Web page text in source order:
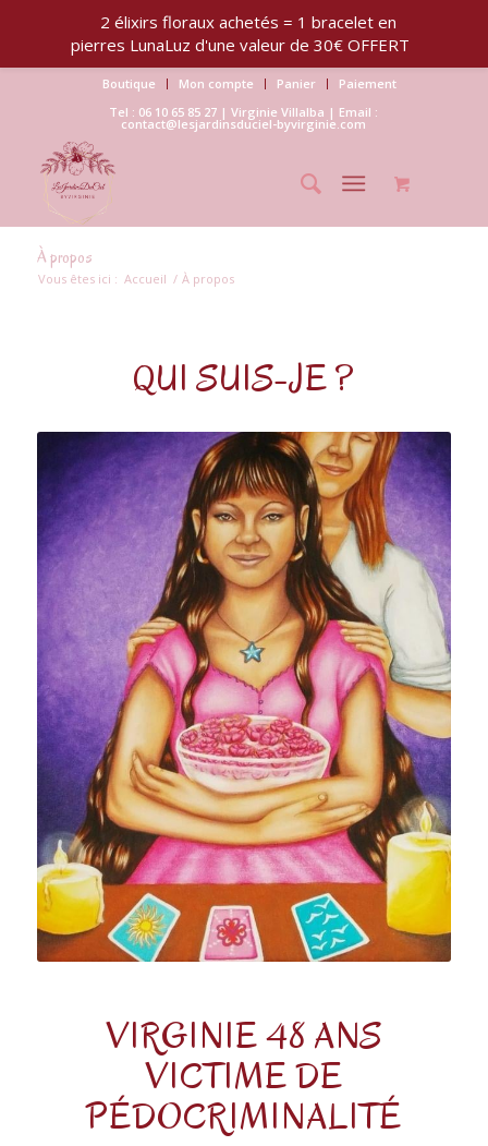
Boutique Mon compte Panier
Paiement
Tel : 06 10 65 85 27 | Virginie Villalba | Email :
contact@lesjardinsduciel-byvirginie.com
À propos
Vous êtes ici : Accueil / À propos
QUI SUIS-JE ?
VIRGINIE 48 ANS
VICTIME DE
PÉDOCRIMINALITÉ
2 élixirs floraux achetés = 1 bracelet en
pierres LunaLuz d'une valeur de 30€ OFFERT